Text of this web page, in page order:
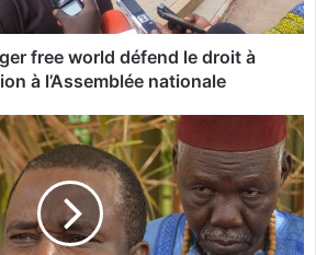
free world défend le droit à
à l’Assemblée nationale